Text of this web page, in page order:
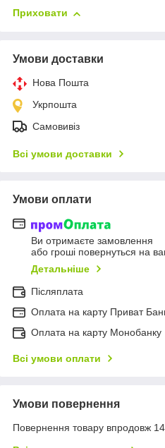
Приховати
Умови доставки
Нова Пошта
Укрпошта
Самовивіз
Всі умови доставки
Умови оплати
Ви отримаєте замовлення
або гроші повернуться на
Детальніше
Післяплата
Оплата на карту Приват
Оплата на карту Монобанку
Всі умови оплати
Умови повернення
Повернення товару впродовж